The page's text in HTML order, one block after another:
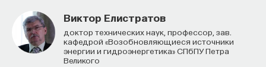
Виктор Елистратов
доктор технических наук, профессор, зав.
кафедрой «Возобновляющиеся источники
энергии и гидроэнергетика» СПбПУ Петра
Великого